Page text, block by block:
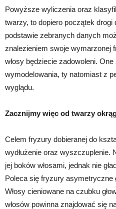
Powyższe wyliczenia oraz
twarzy, to dopiero początek drogi
podstawie zebranych danych
znalezieniem swoje wymarzonej
włosy będziecie zadowoleni.
wymodelowania, ty natomiast z
wyglądu.
Zacznijmy więc od twarzy
Celem fryzury dobieranej do
wydłużenie oraz wyszczuplenie.
jej boków włosami, jednak nie
Poleca się fryzury
Włosy cieniowane na czubku
włosów powinna znajdować się